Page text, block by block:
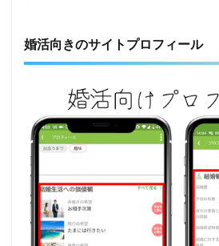
婚活向きのサイトプロフィール